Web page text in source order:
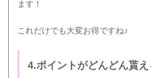
ます！
これだけでも大変お得ですね♪
4.ポイントがどんどん貰え